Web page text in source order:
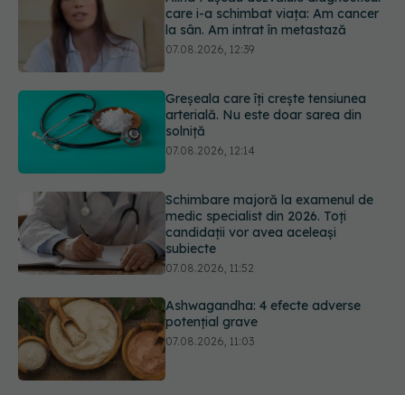
Greșeala care îți crește tensiunea
arterială. Nu este doar sarea din
solniță
Schimbare majoră la examenul de
medic specialist din 2026. Toți
candidații vor avea aceleași
subiecte
Ashwagandha: 4 efecte adverse
potențial grave
07.08.2026, 11:03
EXCLUSIV Ce grăbește apariția
ridurilor. Nu este doar vârsta. Ce
spun dermatologii